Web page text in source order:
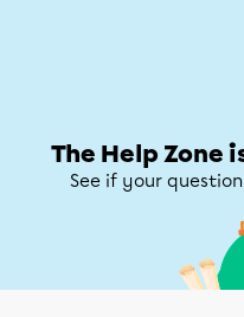
The Help Zone
See if your